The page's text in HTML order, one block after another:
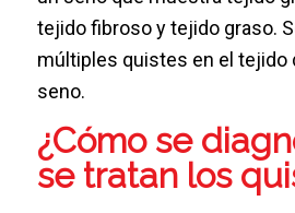
¿Cómo se
se tratan los